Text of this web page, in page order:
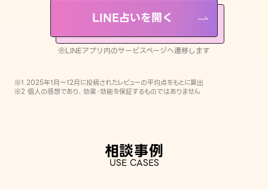
LINE占いを開く
※LINEアプリ内のサービスページへ遷移します
※1 2025年1月〜12月に投稿されたレビューの平均点をもとに算出
※2 個人の感想であり、効果・効能を保証するものではありません
相談事例
USE CASES